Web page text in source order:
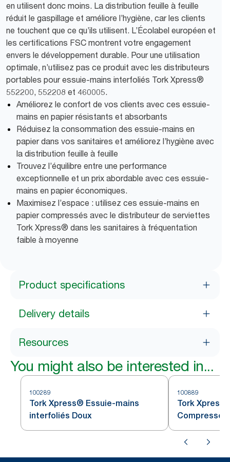
en utilisent donc moins. La distribution feuille à feuille
réduit le gaspillage et améliore l’hygiène, car les clients
ne touchent que ce qu’ils utilisent. L’Écolabel européen et
les certifications FSC montrent votre engagement
envers le développement durable. Pour une utilisation
optimale, n’utilisez pas ce produit avec les distributeurs
portables pour essuie-mains interfoliés Tork Xpress®
552200, 552208 et 460005.
Améliorez le confort de vos clients avec ces essuie-
mains en papier résistants et absorbants
Réduisez la consommation des essuie-mains en
papier dans vos sanitaires et améliorez l’hygiène avec
la distribution feuille à feuille
Trouvez l’équilibre entre une performance
exceptionnelle et un prix abordable avec ces essuie-
mains en papier économiques.
Maximisez l’espace : utilisez ces essuie-mains en
papier compressés avec le distributeur de serviettes
Tork Xpress® dans les sanitaires à fréquentation
faible à moyenne
Product specifications
Delivery details
Resources
You might also be interested in...
100289
Tork Xpress® Essuie-mains
interfoliés Doux
100889
Tork